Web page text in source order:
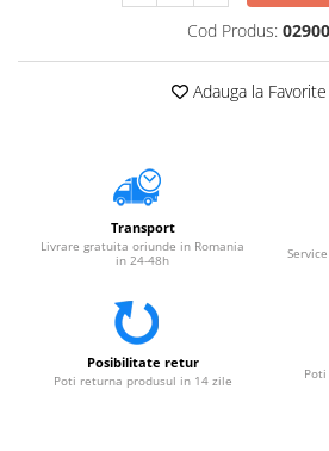
Cod Produs: 02900
Adauga la Favorite
Transport
Livrare gratuita oriunde in Romania
in 24-48h
Posibilitate retur
Poti returna produsul in 14 zile